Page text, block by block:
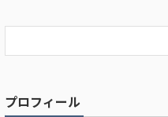
プロフィール